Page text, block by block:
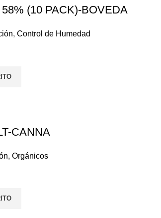
(10 PACK)-BOVEDA
, Control de Humedad
CANNA
, Orgánicos